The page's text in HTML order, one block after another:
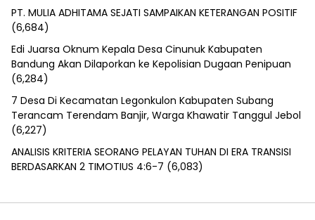
PT. MULIA ADHITAMA SEJATI SAMPAIKAN KETERANGAN POSITIF
(6,684)
Edi Juarsa Oknum Kepala Desa Cinunuk Kabupaten
Bandung Akan Dilaporkan ke Kepolisian Dugaan Penipuan
(6,284)
7 Desa Di Kecamatan Legonkulon Kabupaten Subang
Terancam Terendam Banjir, Warga Khawatir Tanggul Jebol
(6,227)
ANALISIS KRITERIA SEORANG PELAYAN TUHAN DI ERA TRANSISI
BERDASARKAN 2 TIMOTIUS 4:6-7 (6,083)